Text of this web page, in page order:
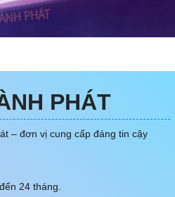
PHÁT
– đơn vị cung cấp đáng tin cậy
24 tháng.